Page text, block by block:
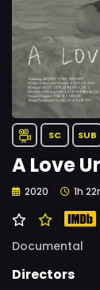
SC SUB
A Love
2020 1h
Documental
Directors